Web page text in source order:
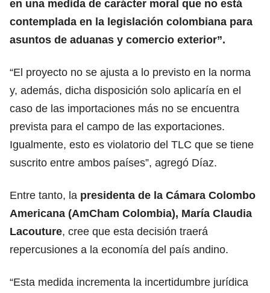
en una medida de carácter moral que no está
contemplada en la legislación colombiana para
asuntos de aduanas y comercio exterior”.
“El proyecto no se ajusta a lo previsto en la norma
y, además, dicha disposición solo aplicaría en el
caso de las importaciones más no se encuentra
prevista para el campo de las exportaciones.
Igualmente, esto es violatorio del TLC que se tiene
suscrito entre ambos países”, agregó Díaz.
Entre tanto, la presidenta de la Cámara Colombo
Americana (AmCham Colombia), María Claudia
Lacouture, cree que esta decisión traerá
repercusiones a la economía del país andino.
“Esta medida incrementa la incertidumbre jurídica